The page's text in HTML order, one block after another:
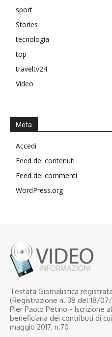
sport
Stories
tecnologia
top
traveltv24
Video
Meta
Accedi
Feed dei contenuti
Feed dei commenti
WordPress.org
Testata Giornalistica
(Registrazione n. 38 del 18/
Pier Paolo Petino - Iscrizione
beneficiaria dei contributi di
maggio 2017, n.70